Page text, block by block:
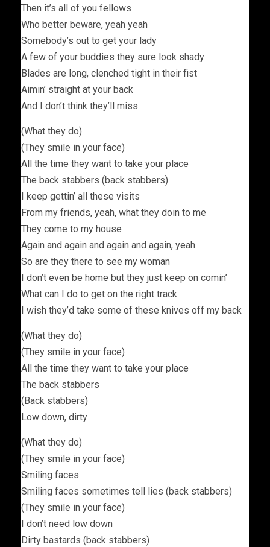
Then it’s all of you fellows
Who better beware, yeah yeah
Somebody’s out to get your lady
A few of your buddies they sure look shady
Blades are long, clenched tight in their fist
Aimin’ straight at your back
And I don’t think they’ll miss
(What they do)
(They smile in your face)
All the time they want to take your place
The back stabbers (back stabbers)
I keep gettin’ all these visits
From my friends, yeah, what they doin to me
They come to my house
Again and again and again and again, yeah
So are they there to see my woman
I don’t even be home but they just keep on comin’
What can I do to get on the right track
I wish they’d take some of these knives off my back
(What they do)
(They smile in your face)
All the time they want to take your place
The back stabbers
(Back stabbers)
Low down, dirty
(What they do)
(They smile in your face)
Smiling faces
Smiling faces sometimes tell lies (back stabbers)
(They smile in your face)
I don’t need low down
Dirty bastards (back stabbers)